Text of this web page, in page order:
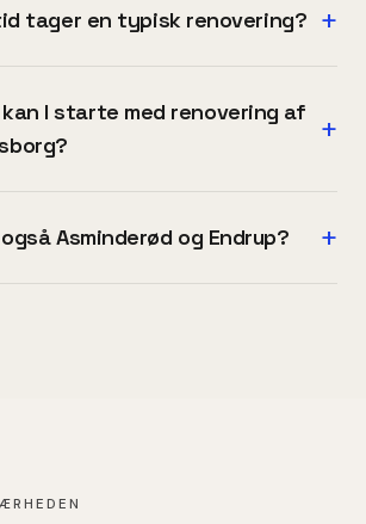
tager en typisk renovering? +
I starte med renovering af
+
Asminderød og Endrup? +